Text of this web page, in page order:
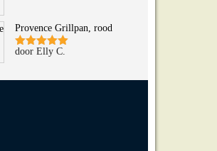
Provence Grillpan, rood
Gewaardeerd
door Elly C.